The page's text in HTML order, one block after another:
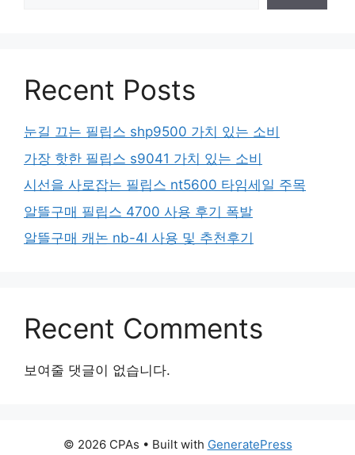
Recent Posts
눈길 끄는 필립스 shp9500 가치 있는 소비
가장 핫한 필립스 s9041 가치 있는 소비
시선을 사로잡는 필립스 nt5600 타임세일 주목
알뜰구매 필립스 4700 사용 후기 폭발
알뜰구매 캐논 nb-4l 사용 및 추천후기
Recent Comments
보여줄 댓글이 없습니다.
© 2026 CPAs • Built with GeneratePress